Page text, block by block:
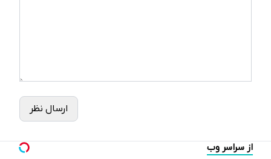
ارسال نظر
از سراسر وب